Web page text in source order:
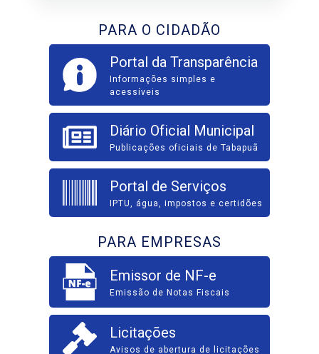
PARA O CIDADÃO
Portal da Transparência
Informações simples e
acessíveis
Diário Oficial Municipal
Publicações oficiais de Tabapuã
Portal de Serviços
IPTU, água, impostos e certidões
PARA EMPRESAS
Emissor de NF-e
Emissão de Notas Fiscais
Licitações
Avisos de abertura de licitações